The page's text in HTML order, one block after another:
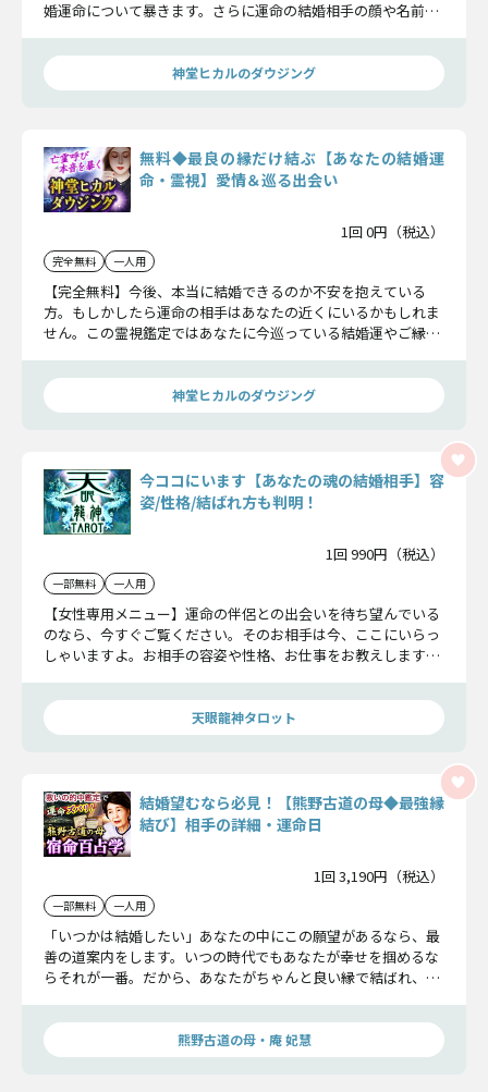
婚運命について暴きます。さらに運命の結婚相手の顔や名前な
神堂ヒカルのダウジング
無料◆最良の縁だけ結ぶ【あなたの結婚運
命・霊視】愛情＆巡る出会い
1回 0円（税込）
完全無料 一人用
【完全無料】今後、本当に結婚できるのか不安を抱えている
方。もしかしたら運命の相手はあなたの近くにいるかもしれま
せん。この霊視鑑定ではあなたに今巡っている結婚運やご縁つ
神堂ヒカルのダウジング
今ココにいます【あなたの魂の結婚相手】容
姿/性格/結ばれ方も判明！
1回 990円（税込）
一部無料 一人用
【女性専用メニュー】運命の伴侶との出会いを待ち望んでいる
のなら、今すぐご覧ください。そのお相手は今、ここにいらっ
しゃいますよ。お相手の容姿や性格、お仕事をお教えしますの
天眼龍神タロット
結婚望むなら必見！【熊野古道の母◆最強縁
結び】相手の詳細・運命日
1回 3,190円（税込）
一部無料 一人用
「いつかは結婚したい」あなたの中にこの願望があるなら、最
善の道案内をします。いつの時代でもあなたが幸せを掴めるな
らそれが一番。だから、あなたがちゃんと良い縁で結ばれ、運
の運命をすべてお話しするわ。
熊野古道の母・庵 妃慧